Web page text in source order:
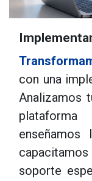
con una
Analizamos
enseñamos
soporte